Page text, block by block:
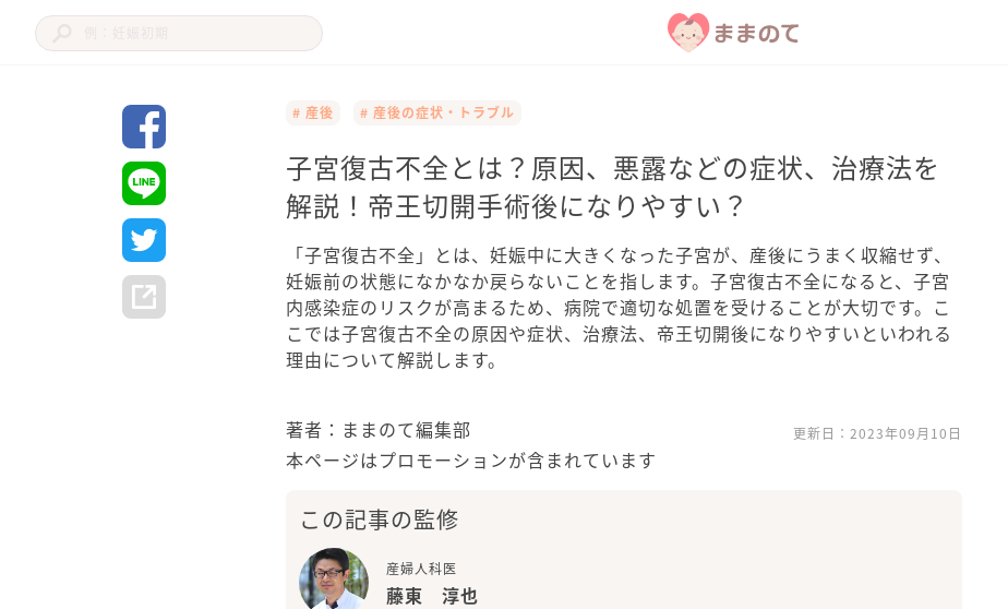
# 産後 # 産後の症状・トラブル
子宮復古不全とは？原因、悪露などの症状、治療法を
解説！帝王切開手術後になりやすい？
「子宮復古不全」とは、妊娠中に大きくなった子宮が、産後にうまく収縮せず、
妊娠前の状態になかなか戻らないことを指します。子宮復古不全になると、子宮
内感染症のリスクが高まるため、病院で適切な処置を受けることが大切です。こ
こでは子宮復古不全の原因や症状、治療法、帝王切開後になりやすいといわれる
理由について解説します。
著者：ままのて編集部 更新日： 2023年09月10日
本ページはプロモーションが含まれています
この記事の監修
産婦人科医
藤東 淳也